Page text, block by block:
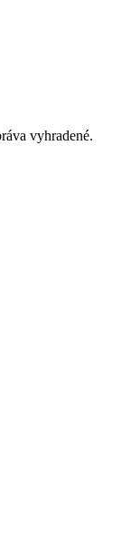
vyhradené.